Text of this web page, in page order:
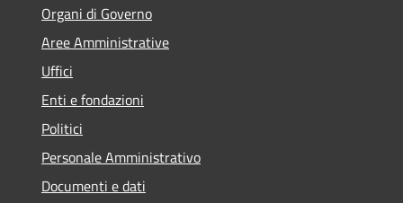
Organi di Governo
Aree Amministrative
Uffici
Enti e fondazioni
Politici
Personale Amministrativo
Documenti e dati